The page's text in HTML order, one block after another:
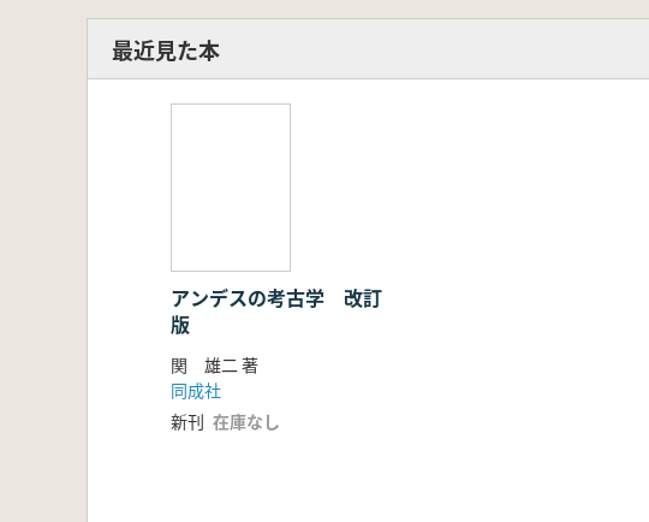
最近見た本
アンデスの考古学 改訂
版
関 雄二 著
同成社
新刊 在庫なし